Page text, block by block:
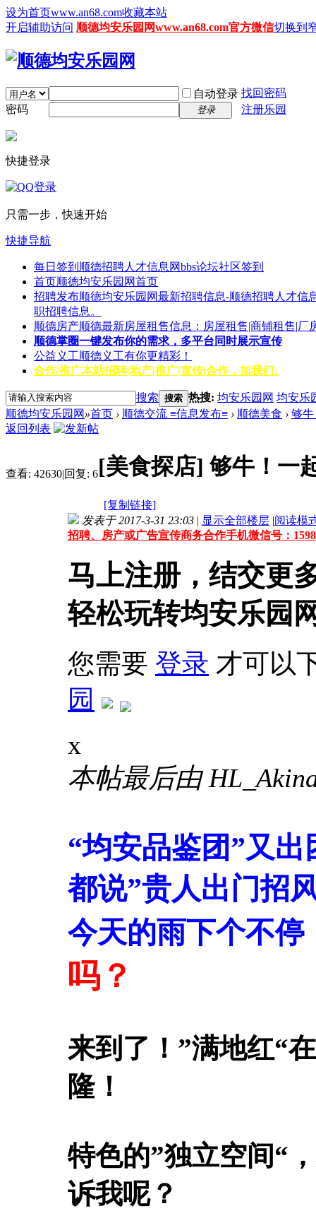
设为首页www.an68.com收藏本站
开启辅助访问 顺德均安乐园网www.an68.com官方微信切换到
自动登录 找回密码
密码
登录 注册乐园
快捷登录
只需一步，快速开始
快捷导航
每日签到 顺德招聘人才信息网bbs论坛社区签到
首页顺德均安乐园网首页
招聘发布顺德均安乐园网最新招聘信息-顺德招聘人才信
职招聘信息。
顺德房产顺德最新房屋租售信息：房屋租售|商铺租售|厂
顺德掌圈一键发布你的需求，多平台同时展示宣传
公益义工顺德义工有你更精彩！
合作/推广本站招聘|地产|推广|宣传|合作，加我们↓
搜索 搜索 热搜: 均安乐园网 均安乐
顺德均安乐园网 »首页 › 顺德交流 ≡信息发布≡ › 顺德美食 › 够
返回列表
查看: 42630|回复: 6[美食探店] 够牛！一
[复制链接]
发表于 2017-3-31 23:03 | 显示全部楼层 |阅读模
招聘、房产或广告宣传商务合作手机微信号：
马上注册，结交更
轻松玩转均安乐园
您需要 登录 才可以
园
x
本帖最后由
“均安品鉴团”又
都说”贵人出门招
今天的雨下个不停
吗？
来到了！”满地红“
隆！
特色的”独立空间“
诉我呢？